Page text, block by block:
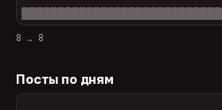
8 … 8
Посты по дням